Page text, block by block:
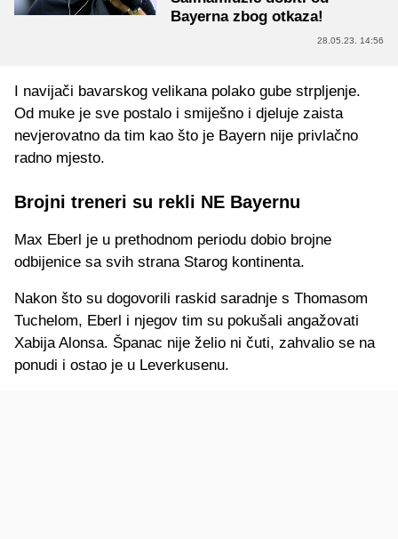
Bayerna zbog otkaza!
28.05.23. 14:56
I navijači bavarskog velikana polako gube strpljenje.
Od muke je sve postalo i smiješno i djeluje zaista
nevjerovatno da tim kao što je Bayern nije privlačno
radno mjesto.
Brojni treneri su rekli NE Bayernu
Max Eberl je u prethodnom periodu dobio brojne
odbijenice sa svih strana Starog kontinenta.
Nakon što su dogovorili raskid saradnje s Thomasom
Tuchelom, Eberl i njegov tim su pokušali angažovati
Xabija Alonsa. Španac nije želio ni čuti, zahvalio se na
ponudi i ostao je u Leverkusenu.